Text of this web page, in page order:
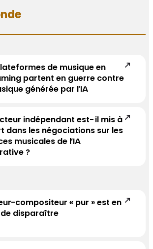
de musique en
partent en guerre contre
générée par l’IA
indépendant est-il mis à
dans les négociations sur les
musicales de l’IA
?
compositeur « pur » est en
disparaître